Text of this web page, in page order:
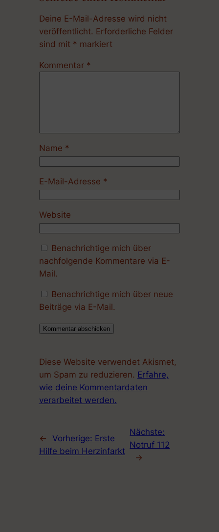
Deine E-Mail-Adresse wird nicht
veröffentlicht. Erforderliche Felder
sind mit * markiert
Kommentar *
Name *
E-Mail-Adresse *
Website
Benachrichtige mich über
nachfolgende Kommentare via E-
Mail.
Benachrichtige mich über neue
Beiträge via E-Mail.
Diese Website verwendet Akismet,
um Spam zu reduzieren. Erfahre,
wie deine Kommentardaten
verarbeitet werden.
← Vorherige: Erste
Hilfe beim Herzinfarkt
Nächste:
Notruf 112
→